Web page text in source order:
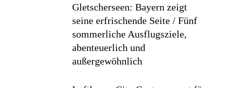
Gletscherseen: Bayern zeigt
seine erfrischende Seite / Fünf
sommerliche Ausflugsziele,
abenteuerlich und
außergewöhnlich